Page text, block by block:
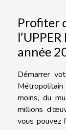
Profiter
année
Démarrer
moins, du
millions
vous pouvez